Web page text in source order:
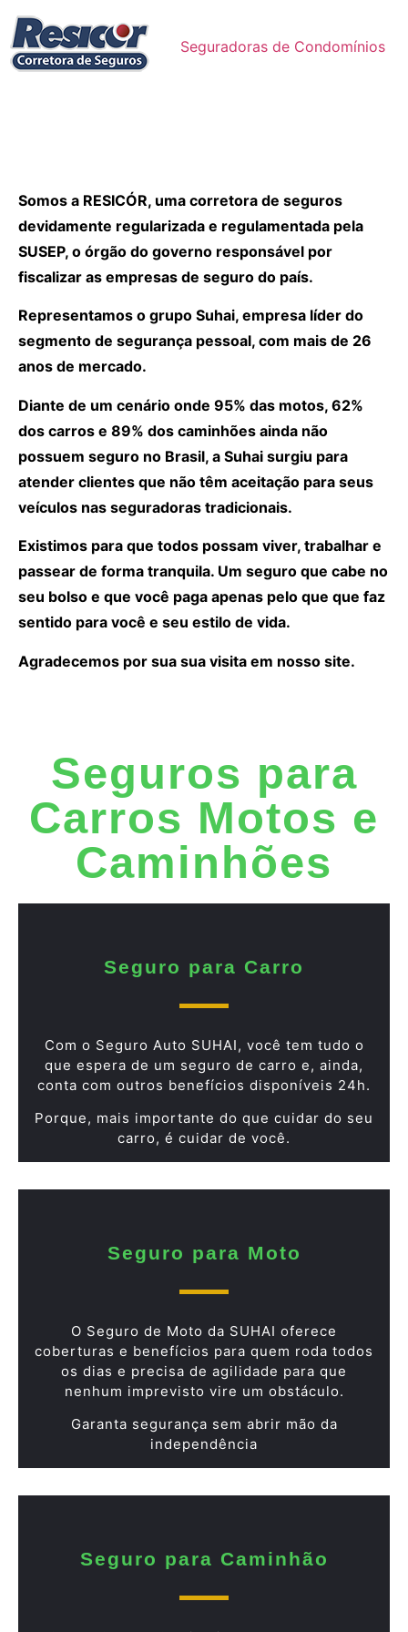
Seguradoras de Condomínios
Somos a RESICÓR, uma corretora de seguros
devidamente regularizada e regulamentada pela
SUSEP, o órgão do governo responsável por
fiscalizar as empresas de seguro do país.
Representamos o grupo Suhai, empresa líder do
segmento de segurança pessoal, com mais de 26
anos de mercado.
Diante de um cenário onde 95% das motos, 62%
dos carros e 89% dos caminhões ainda não
possuem seguro no Brasil, a Suhai surgiu para
atender clientes que não têm aceitação para seus
veículos nas seguradoras tradicionais.
Existimos para que todos possam viver, trabalhar e
passear de forma tranquila. Um seguro que cabe no
seu bolso e que você paga apenas pelo que que faz
sentido para você e seu estilo de vida.
Agradecemos por sua sua visita em nosso site.
Seguros para
Carros Motos e
Caminhões
Seguro para Carro
Com o Seguro Auto SUHAI, você tem tudo o
que espera de um seguro de carro e, ainda,
conta com outros benefícios disponíveis 24h.
Porque, mais importante do que cuidar do seu
carro, é cuidar de você.
Seguro para Moto
O Seguro de Moto da SUHAI oferece
coberturas e benefícios para quem roda todos
os dias e precisa de agilidade para que
nenhum imprevisto vire um obstáculo.
Garanta segurança sem abrir mão da
independência
Seguro para Caminhão